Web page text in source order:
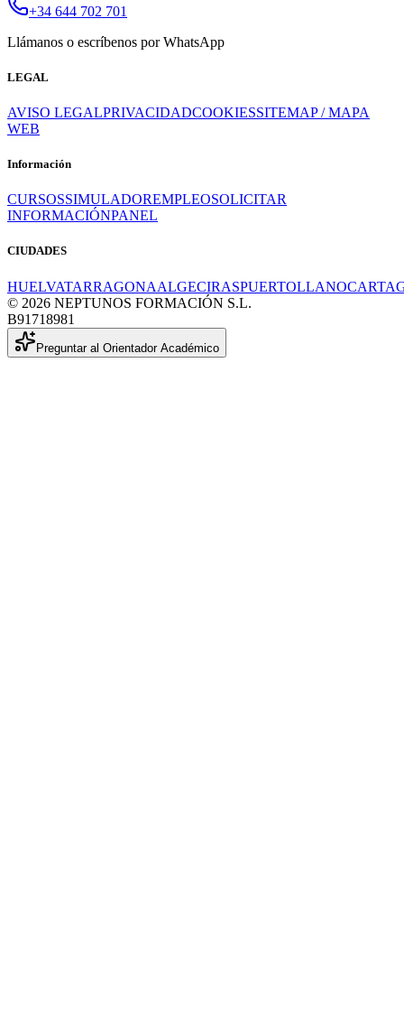
+34 644 702 701
Llámanos o escríbenos por WhatsApp
LEGAL
AVISO LEGALPRIVACIDADCOOKIESSITEMAP / MAPA
WEB
Información
CURSOSSIMULADOREMPLEOSOLICITAR
INFORMACIÓNPANEL
CIUDADES
HUELVATARRAGONAALGECIRASPUERTOLLANO
© 2026 NEPTUNOS FORMACIÓN S.L.
B91718981
Preguntar al Orientador Académico